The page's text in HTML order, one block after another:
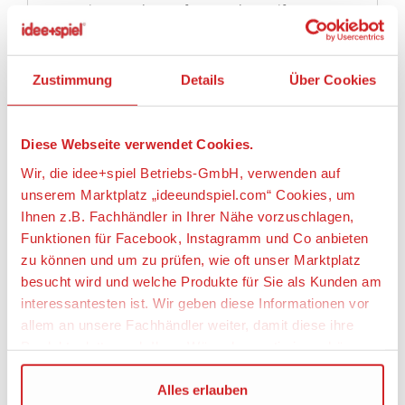
Zustimmung Details Über Cookies
Diese Webseite verwendet Cookies.
Wir, die idee+spiel Betriebs-GmbH, verwenden auf
unserem Marktplatz „ideeundspiel.com“ Cookies, um
Ihnen z.B. Fachhändler in Ihrer Nähe vorzuschlagen,
Funktionen für Facebook, Instagramm und Co anbieten
zu können und um zu prüfen, wie oft unser Marktplatz
besucht wird und welche Produkte für Sie als Kunden am
interessantesten ist. Wir geben diese Informationen vor
allem an unsere Fachhändler weiter, damit diese ihre
Wir verwenden den Google Tag Manager um weitere
Alles erlauben
- Der selbstständige Aufbau wird mithilfe einer
Schritt für Schritt bzw. bebilderten Aufbauanleitung
begleitet. Die Aufbauanleitung ist selbstverständlich
- Auf Basis der Aufbauanleitung müssen die
passgenauen Einzelteile zusammengefügt werden.
Vorstellungen vorgenommen werden.
Lieferumfang des Plastikbausatzes nicht enthalten.
Diese müssen optional erworben werden.
Artikeleigenschaften:
Geeignetes Alter
Ab 14 Jahre
Maßstab
1:35